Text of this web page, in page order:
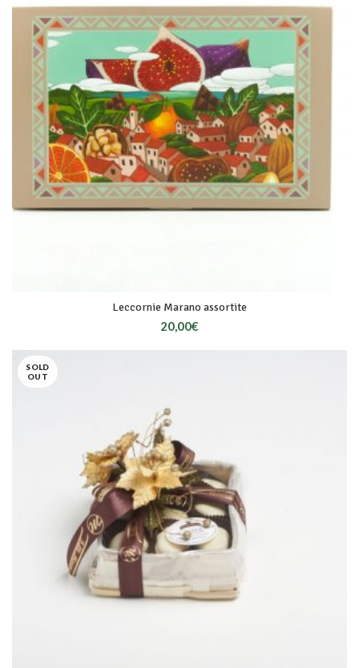
Leccornie Marano assortite
20,00€
SOLD
OUT